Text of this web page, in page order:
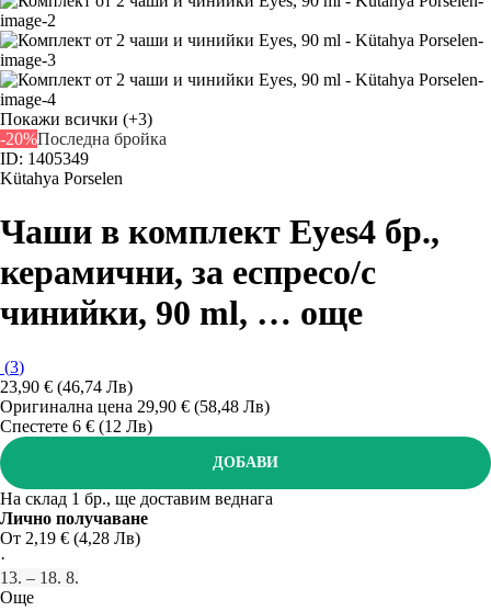
Покажи всички (+3)
-20%Последна бройка
ID: 1405349
Kütahya Porselen
Чаши в комплект Eyes4 бр.,
керамични, за еспресо/с
чинийки, 90 ml, … още
(3)
23,90 € (46,74 Лв)
Оригинална цена 29,90 € (58,48 Лв)
Спестете 6 € (12 Лв)
ДОБАВИ
На склад 1 бр., ще доставим веднага
Лично получаване
От 2,19 € (4,28 Лв)
·
13. – 18. 8.
Още